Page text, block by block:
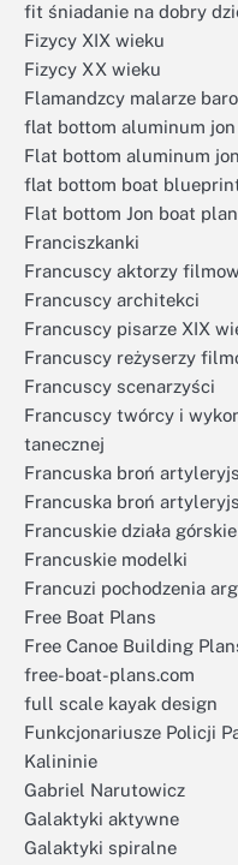
fit śniadanie na dobry
Fizycy XIX wieku
Fizycy XX wieku
Flamandzcy malarze
flat bottom aluminum jon
Flat bottom aluminum
flat bottom boat
Flat bottom Jon boat
Franciszkanki
Francuscy aktorzy
Francuscy architekci
Francuscy pisarze XIX
Francuscy reżyserzy
Francuscy scenarzyści
Francuscy twórcy i
tanecznej
Francuska broń
Francuska broń
Francuskie działa górskie
Francuskie modelki
Francuzi pochodzenia
Free Boat Plans
Free Canoe Building
free-boat-plans.com
full scale kayak design
Funkcjonariusze Policji
Kalininie
Gabriel Narutowicz
Galaktyki aktywne
Galaktyki spiralne